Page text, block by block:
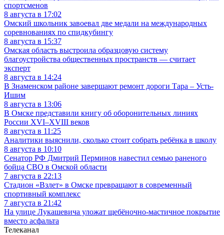
спортсменов
8 августа в 17:02
Омский школьник завоевал две медали на международных
соревнованиях по спидкубингу
8 августа в 15:37
Омская область выстроила образцовую систему
благоустройства общественных пространств — считает
эксперт
8 августа в 14:24
В Знаменском районе завершают ремонт дороги Тара – Усть-
Ишим
8 августа в 13:06
В Омске представили книгу об оборонительных линиях
России XVI–XVIII веков
8 августа в 11:25
Аналитики выяснили, сколько стоит собрать ребёнка в школу
8 августа в 10:10
Сенатор РФ Дмитрий Перминов навестил семью раненого
бойца СВО в Омской области
7 августа в 22:13
Стадион «Взлет» в Омске превращают в современный
спортивный комплекс
7 августа в 21:42
На улице Лукашевича уложат щебёночно-мастичное покрытие
вместо асфальта
Телеканал